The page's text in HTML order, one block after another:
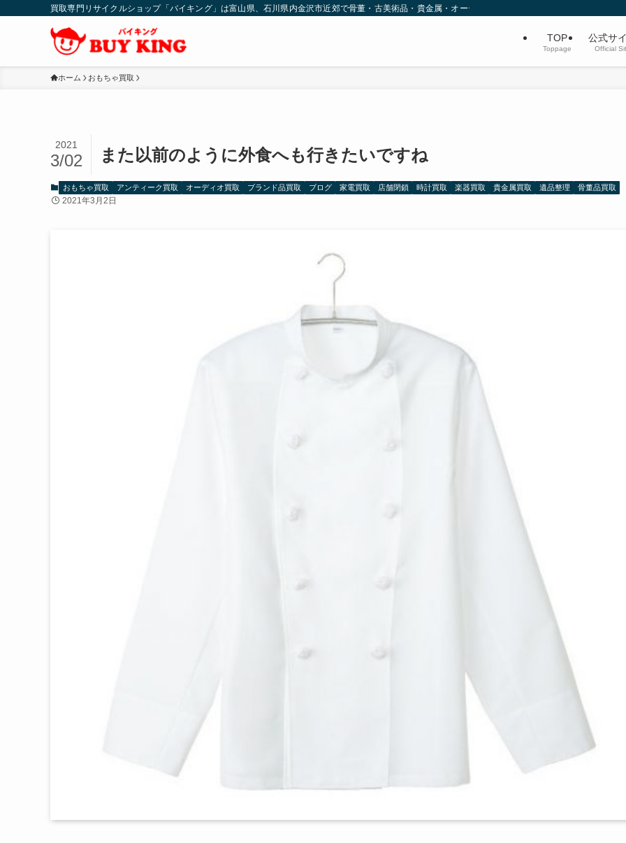
買取専門リサイクルショップ「バイキング」は富山県、石川県内金沢市近郊で骨董・古美術品・貴金属・オーディオなど不用品買取を行っています
TOP
Toppage
公式サ
Official
ホーム おもちゃ買取
また以前のように外食へも行きたいですね
2021
3/02
おもちゃ買取 アンティーク買取 オーディオ買取 ブランド品買取 ブログ 家電買取 店舗閉鎖 時計買取 楽器買取 貴金属買取 遺品整理 骨董品買取
2021年3月2日